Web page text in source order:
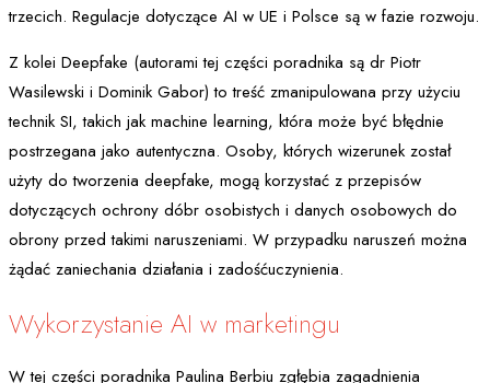
trzecich. Regulacje dotyczące AI w UE i Polsce są w fazie rozwoju.
Z kolei Deepfake (autorami tej części poradnika są dr Piotr
Wasilewski i Dominik Gabor) to treść zmanipulowana przy użyciu
technik SI, takich jak machine learning, która może być błędnie
postrzegana jako autentyczna. Osoby, których wizerunek został
użyty do tworzenia deepfake, mogą korzystać z przepisów
dotyczących ochrony dóbr osobistych i danych osobowych do
obrony przed takimi naruszeniami. W przypadku naruszeń można
żądać zaniechania działania i zadośćuczynienia.
Wykorzystanie AI w marketingu
W tej części poradnika Paulina Berbiu zgłębia zagadnienia